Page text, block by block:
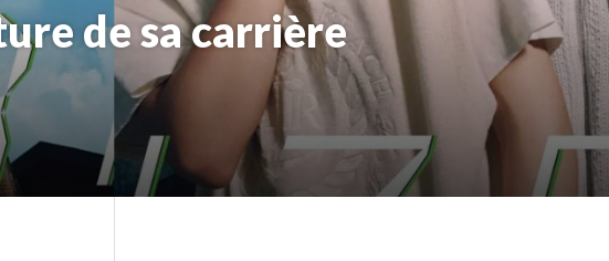
de sa carrière